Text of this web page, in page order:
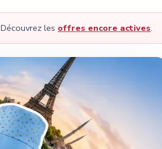
Découvrez les offres encore actives.